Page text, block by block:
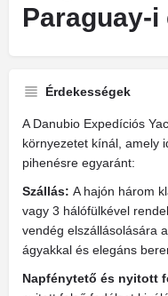
Paraguay-i
Érdekességek
A Danubio Expedíciós
környezetet kínál, amely
pihenésre egyaránt:
Szállás: A hajón három
vagy 3 hálófülkével
vendég elszállásolására
ágyakkal és elegáns
Napfénytető és nyitott